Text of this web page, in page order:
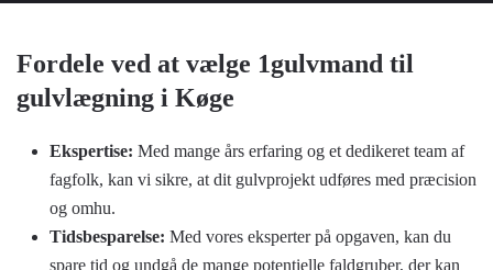
Fordele ved at vælge 1gulvmand til
gulvlægning i Køge
Ekspertise: Med mange års erfaring og et dedikeret team af
fagfolk, kan vi sikre, at dit gulvprojekt udføres med præcision
og omhu.
Tidsbesparelse: Med vores eksperter på opgaven, kan du
spare tid og undgå de mange potentielle faldgruber, der kan